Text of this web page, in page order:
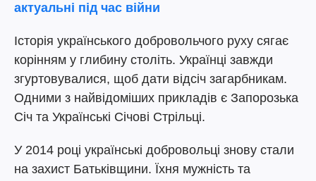
актуальні під час війни
Історія українського добровольчого руху сягає
корінням у глибину століть. Українці завжди
згуртовувалися, щоб дати відсіч загарбникам.
Одними з найвідоміших прикладів є Запорозька
Січ та Українські Січові Стрільці.
У 2014 році українські добровольці знову стали
на захист Батьківщини. Їхня мужність та